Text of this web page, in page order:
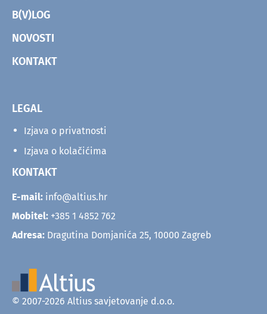
© 2007-2026 Altius savjetovanje d.o.o.
B(V)LOG
NOVOSTI
KONTAKT
LEGAL
Izjava o privatnosti
Izjava o kolačićima
KONTAKT
E-mail: info@altius.hr
Mobitel: +385 1 4852 762
Adresa: Dragutina Domjanića 25, 10000 Zagreb